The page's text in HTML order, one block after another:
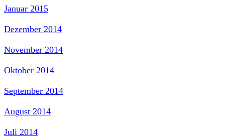
Januar 2015
Dezember 2014
November 2014
Oktober 2014
September 2014
August 2014
Juli 2014